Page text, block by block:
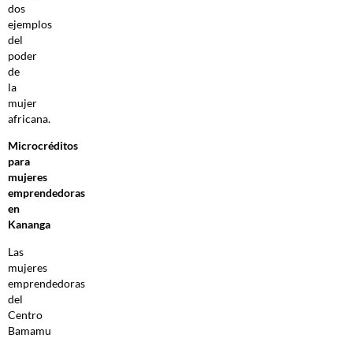
dos
ejemplos
del
poder
de
la
mujer
africana.
Microcréditos
para
mujeres
emprendedoras
en
Kananga
Las
mujeres
emprendedoras
del
Centro
Bamamu